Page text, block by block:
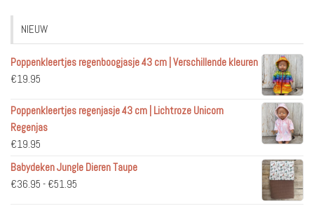
NIEUW
Poppenkleertjes regenboogjasje 43 cm | Verschillende kleuren
€19.95
Poppenkleertjes regenjasje 43 cm | Lichtroze Unicorn
Regenjas
€19.95
Babydeken Jungle Dieren Taupe
€36.95 - €51.95